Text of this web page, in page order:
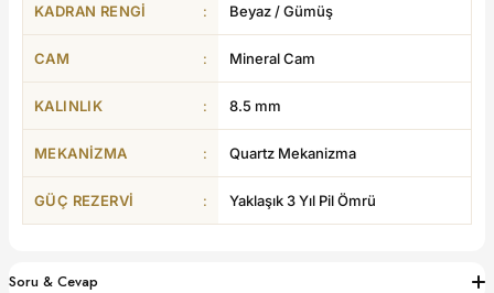
KADRAN RENGI : Beyaz / Gümüş
CAM : Mineral Cam
KALINLIK : 8.5 mm
MEKANIZMA : Quartz Mekanizma
GÜÇ REZERVI : Yaklaşık 3 Yıl Pil Ömrü
Soru & Cevap